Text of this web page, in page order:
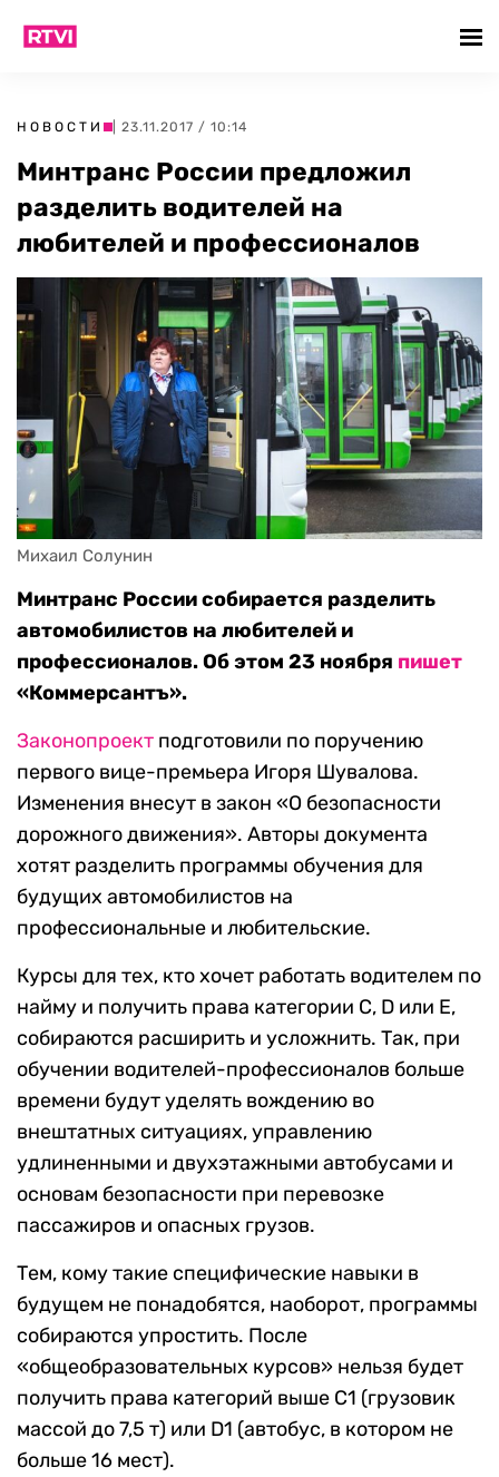
НОВОСТИ | 23.11.2017 / 10:14
Минтранс России предложил
разделить водителей на
любителей и профессионалов
Михаил Солунин
Минтранс России собирается разделить
автомобилистов на любителей и
профессионалов. Об этом 23 ноября пишет
«Коммерсантъ».
Законопроект подготовили по поручению
первого вице-премьера Игоря Шувалова.
Изменения внесут в закон «О безопасности
дорожного движения». Авторы документа
хотят разделить программы обучения для
будущих автомобилистов на
профессиональные и любительские.
Курсы для тех, кто хочет работать водителем по
найму и получить права категории C, D или E,
собираются расширить и усложнить. Так, при
обучении водителей-профессионалов больше
времени будут уделять вождению во
внештатных ситуациях, управлению
удлиненными и двухэтажными автобусами и
основам безопасности при перевозке
пассажиров и опасных грузов.
Тем, кому такие специфические навыки в
будущем не понадобятся, наоборот, программы
собираются упростить. После
«общеобразовательных курсов» нельзя будет
получить права категорий выше C1 (грузовик
массой до 7,5 т) или D1 (автобус, в котором не
больше 16 мест).